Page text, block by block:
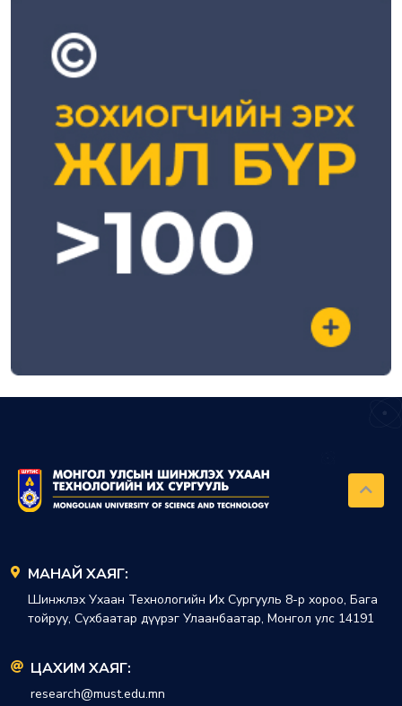
МАНАЙ ХАЯГ:
Шинжлэх Ухаан Технологийн Их Сургууль 8-р хороо, Бага
тойруу, Сүхбаатар дүүрэг Улаанбаатар, Монгол улс 14191
ЦАХИМ ХАЯГ:
research@must.edu.mn